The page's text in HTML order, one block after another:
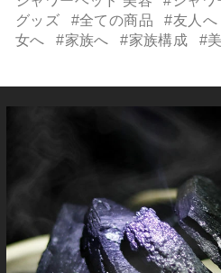
グッズ
#全ての商品 #友人へ
女へ
#家族へ #家族構成 #